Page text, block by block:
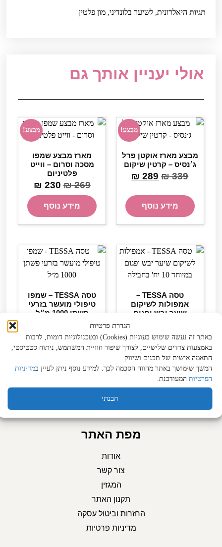
הגדרת פרטיות
באתר זה נעשה שימוש בעוגיות (Cookies) ובטכנולוגיות דומות, לרבות
באמצעות צדדים שלישיים, לצורך שיפור חוויית המשתמש, ניתוח סטטיסטי,
התאמה אישית של תכנים ושיווק.
המשך שימושך באתר מהווה הסכמה לכך. למידע נוסף ניתן לעיין במדיניות
הפרטיותהמעודכנת.
הבנתי
תגיות היאלרונית, לשיער בלונדיני, מון פלטין
אולי יעניין אותך גם
מבצע!
מבצע מארז אוקטן פרל
ג׳נסיס – קרטין שיקום
₪339
₪289
מידע נוסף
מבצע!
מארז מבצע שמפו
מסכה וסרום – ווייט
פלטיניום
₪269
₪ 230
מידע נוסף
טסה TESSA –
אמפולות לשיקום
שיער יבש ופגום
₪129
הוספה לסל
טסה TESSA – שמפו
טיפולי מועשר בזרעי
פשתן 1000 מ״ל
מחיר ל-100 מ״ל: ₪
מפת האתר
אודות
צור קשר
המגזין
תקנון האתר
החזרות וביטול עסקה
מדיניות פרטיות